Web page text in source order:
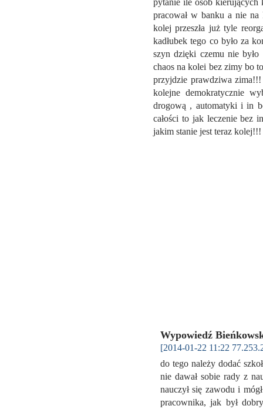
pytanie ile osób
pracował w banku a nie
kolej przeszła już tyle
kadłubek tego co było za
szyn dzięki czemu nie
chaos na kolei bez zimy bo
przyjdzie prawdziwa zima!!!
kolejne demokratycznie
drogową , automatyki i in
całości to jak leczenie bez
jakim stanie jest teraz
Wypowiedź
[2014-01-22 11:22
do tego należy dodać
nie dawał sobie rady z
nauczył się zawodu i
pracownika, jak był